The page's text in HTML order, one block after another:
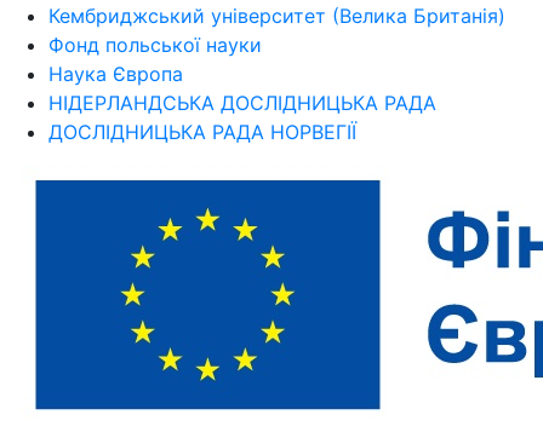
Кембриджський університет (Велика Британія)
Фонд польської науки
Наука Європа
НІДЕРЛАНДСЬКА ДОСЛІДНИЦЬКА РАДА
ДОСЛІДНИЦЬКА РАДА НОРВЕГІЇ